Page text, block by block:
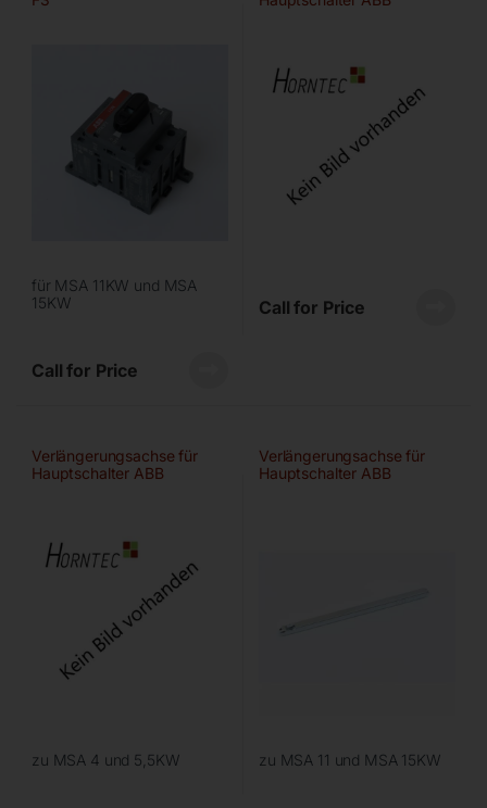
für MSA 11KW und MSA
15KW
Call for Price
Call for Price
Verlängerungsachse für
Hauptschalter ABB
zu MSA 4 und 5,5KW
Verlängerungsachse für
Hauptschalter ABB
zu MSA 11 und MSA 15KW